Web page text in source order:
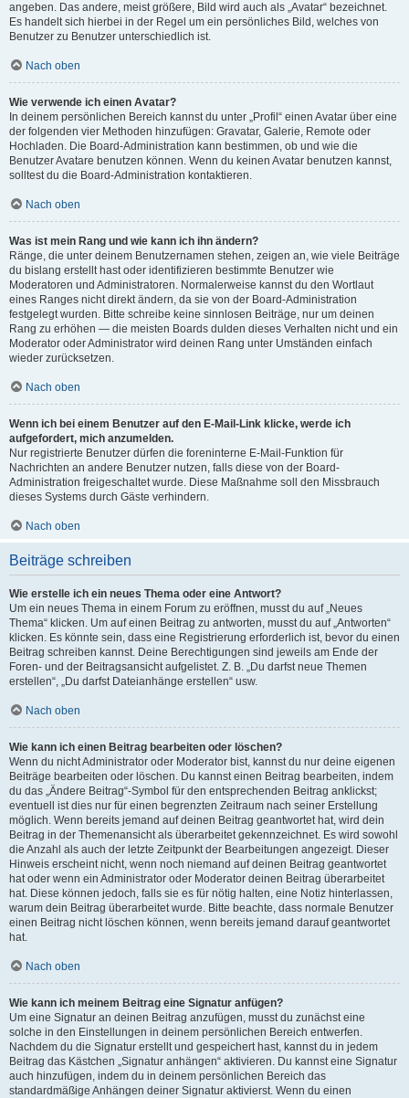
angeben. Das andere, meist größere, Bild wird auch als „Avatar“ bezeichnet.
Es handelt sich hierbei in der Regel um ein persönliches Bild, welches von
Benutzer zu Benutzer unterschiedlich ist.
Nach oben
Wie verwende ich einen Avatar?
In deinem persönlichen Bereich kannst du unter „Profil“ einen Avatar über eine
der folgenden vier Methoden hinzufügen: Gravatar, Galerie, Remote oder
Hochladen. Die Board-Administration kann bestimmen, ob und wie die
Benutzer Avatare benutzen können. Wenn du keinen Avatar benutzen kannst,
solltest du die Board-Administration kontaktieren.
Nach oben
Was ist mein Rang und wie kann ich ihn ändern?
Ränge, die unter deinem Benutzernamen stehen, zeigen an, wie viele Beiträge
du bislang erstellt hast oder identifizieren bestimmte Benutzer wie
Moderatoren und Administratoren. Normalerweise kannst du den Wortlaut
eines Ranges nicht direkt ändern, da sie von der Board-Administration
festgelegt wurden. Bitte schreibe keine sinnlosen Beiträge, nur um deinen
Rang zu erhöhen — die meisten Boards dulden dieses Verhalten nicht und ein
Moderator oder Administrator wird deinen Rang unter Umständen einfach
wieder zurücksetzen.
Nach oben
Wenn ich bei einem Benutzer auf den E-Mail-Link klicke, werde ich
aufgefordert, mich anzumelden.
Nur registrierte Benutzer dürfen die foreninterne E-Mail-Funktion für
Nachrichten an andere Benutzer nutzen, falls diese von der Board-
Administration freigeschaltet wurde. Diese Maßnahme soll den Missbrauch
dieses Systems durch Gäste verhindern.
Nach oben
Beiträge schreiben
Wie erstelle ich ein neues Thema oder eine Antwort?
Um ein neues Thema in einem Forum zu eröffnen, musst du auf „Neues
Thema“ klicken. Um auf einen Beitrag zu antworten, musst du auf „Antworten“
klicken. Es könnte sein, dass eine Registrierung erforderlich ist, bevor du einen
Beitrag schreiben kannst. Deine Berechtigungen sind jeweils am Ende der
Foren- und der Beitragsansicht aufgelistet. Z. B. „Du darfst neue Themen
erstellen“, „Du darfst Dateianhänge erstellen“ usw.
Nach oben
Wie kann ich einen Beitrag bearbeiten oder löschen?
Wenn du nicht Administrator oder Moderator bist, kannst du nur deine eigenen
Beiträge bearbeiten oder löschen. Du kannst einen Beitrag bearbeiten, indem
du das „Ändere Beitrag“-Symbol für den entsprechenden Beitrag anklickst;
eventuell ist dies nur für einen begrenzten Zeitraum nach seiner Erstellung
möglich. Wenn bereits jemand auf deinen Beitrag geantwortet hat, wird dein
Beitrag in der Themenansicht als überarbeitet gekennzeichnet. Es wird sowohl
die Anzahl als auch der letzte Zeitpunkt der Bearbeitungen angezeigt. Dieser
Hinweis erscheint nicht, wenn noch niemand auf deinen Beitrag geantwortet
hat oder wenn ein Administrator oder Moderator deinen Beitrag überarbeitet
hat. Diese können jedoch, falls sie es für nötig halten, eine Notiz hinterlassen,
warum dein Beitrag überarbeitet wurde. Bitte beachte, dass normale Benutzer
einen Beitrag nicht löschen können, wenn bereits jemand darauf geantwortet
hat.
Nach oben
Wie kann ich meinem Beitrag eine Signatur anfügen?
Um eine Signatur an deinen Beitrag anzufügen, musst du zunächst eine
solche in den Einstellungen in deinem persönlichen Bereich entwerfen.
Nachdem du die Signatur erstellt und gespeichert hast, kannst du in jedem
Beitrag das Kästchen „Signatur anhängen“ aktivieren. Du kannst eine Signatur
auch hinzufügen, indem du in deinem persönlichen Bereich das
standardmäßige Anhängen deiner Signatur aktivierst. Wenn du einen